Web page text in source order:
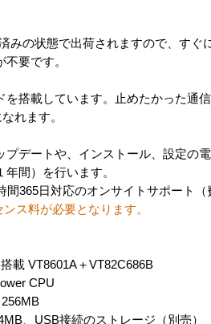
みの状態で出荷されますので、すぐ
要です。
搭載しています。止めたかった通
れます。
デートや、インストール、設定の
間）を行います。
365日対応のオンサイトサポート（
ス料が必要となります。
載 VT8601A＋VT82C686B
CPU
、USB接続のストレージ（別売）